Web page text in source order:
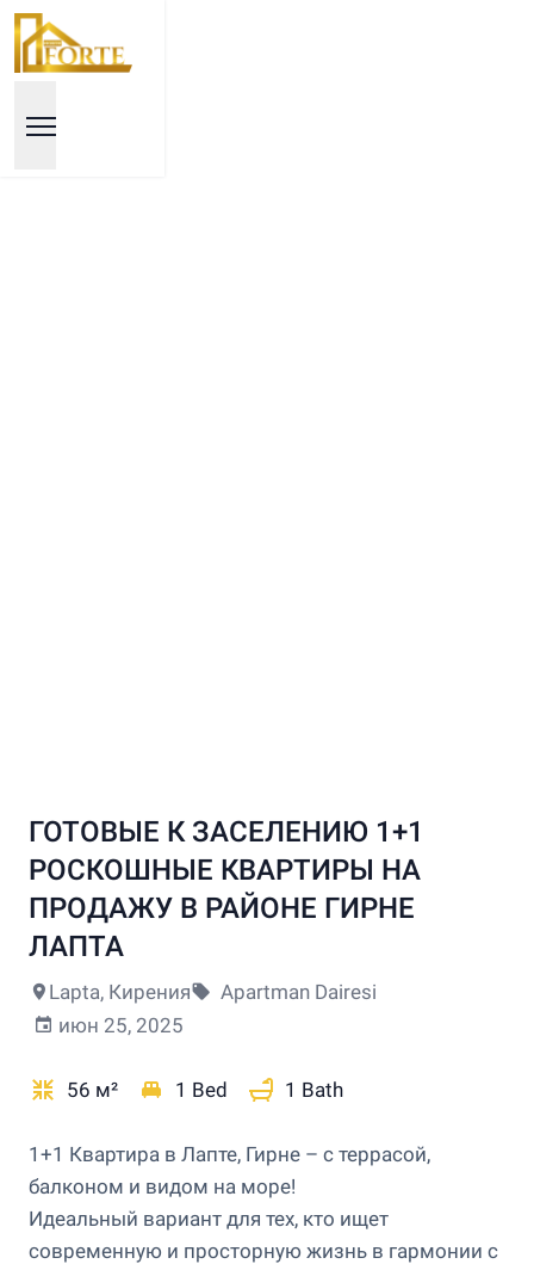
ГОТОВЫЕ К ЗАСЕЛЕНИЮ 1+1
РОСКОШНЫЕ КВАРТИРЫ НА
ПРОДАЖУ В РАЙОНЕ ГИРНЕ
ЛАПТА
Lapta, Кирения
Apartman Dairesi
июн 25, 2025
56 м² 1 Bed 1 Bath
1+1 Квартира в Лапте, Гирне – с террасой,
балконом и видом на море!
Идеальный вариант для тех, кто ищет
современную и просторную жизнь в гармонии с